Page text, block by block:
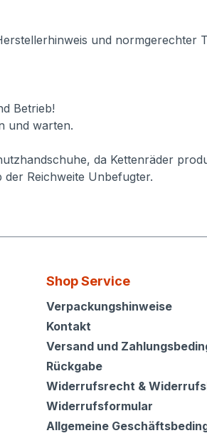
und
Betrieb!
und warten.
da Kettenräder
Reichweite Unbefugter.
Shop Service
Shop Service
Verpackungshinweise
Kontakt
Versand und
Rückgabe
Widerrufsrecht &
Widerrufsformular
Allgemeine